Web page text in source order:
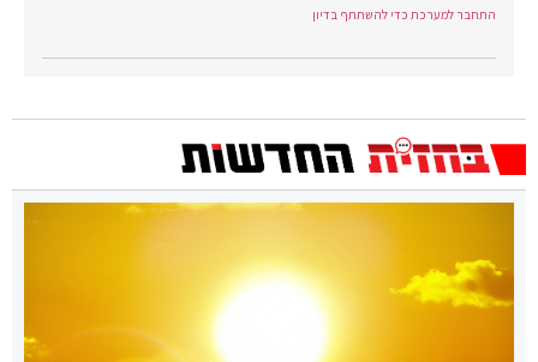
התחבר למערכת כדי להשתתף בדיון